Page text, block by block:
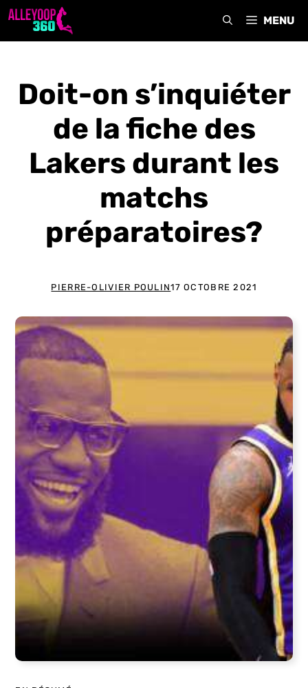
Aller
MENU
Doit-on s’inquiéter
de la fiche des
Lakers durant les
matchs
préparatoires?
PIERRE-OLIVIER POULIN17 OCTOBRE 2021